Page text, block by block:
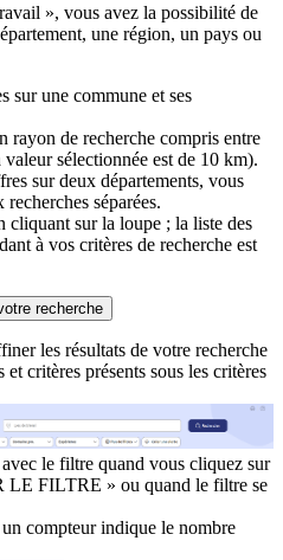
», vous avez la possibilité de
une région, un pays ou
sur une commune et ses
rayon de recherche compris entre
sélectionnée est de 10 km).
sur deux départements, vous
séparées.
cliquant sur la loupe ; la liste des
à vos critères de recherche est
recherche
les résultats de votre recherche
critères présents sous les critères
le filtre quand vous cliquez sur
FILTRE » ou quand le filtre se
compteur indique le nombre